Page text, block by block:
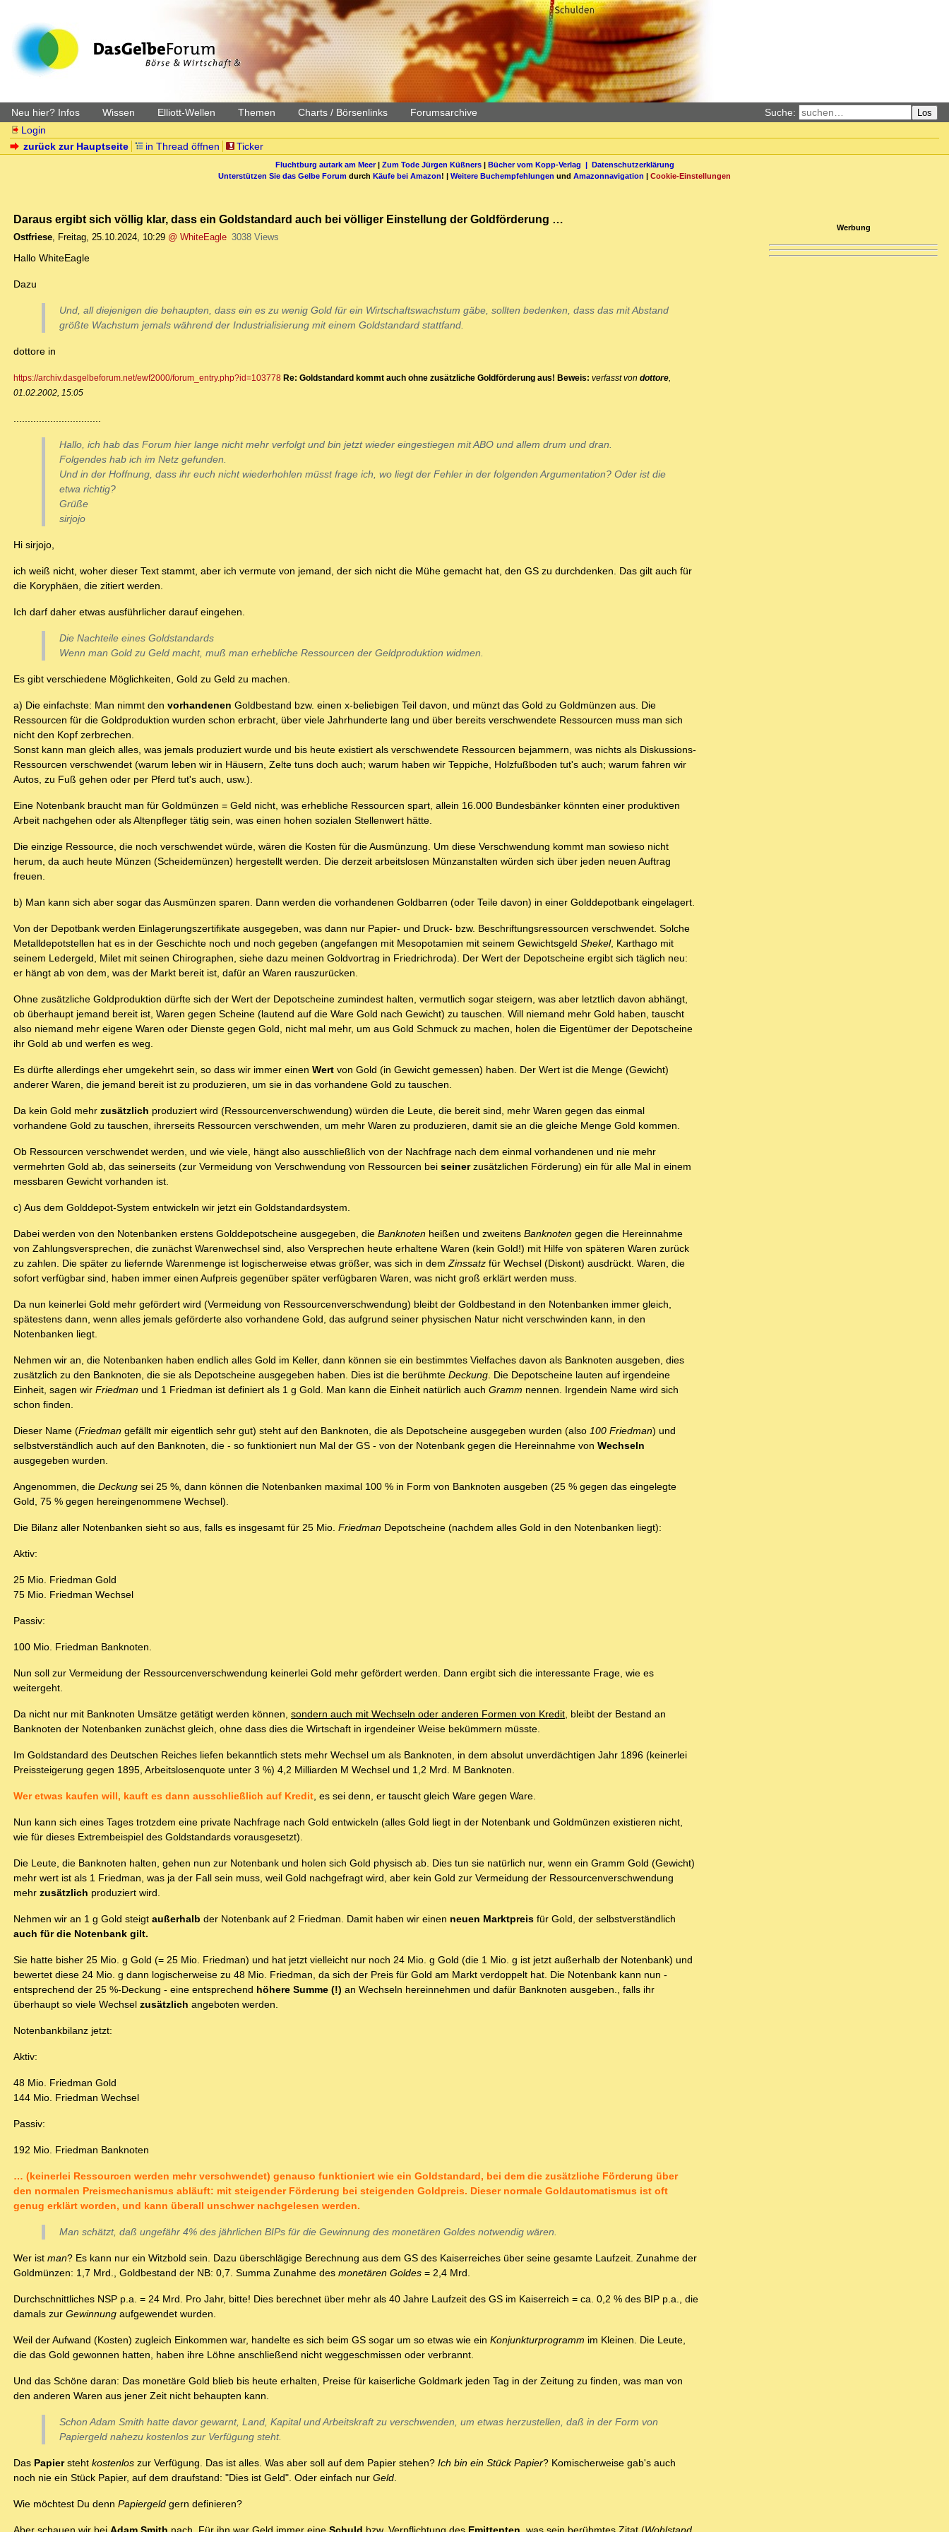
Neu hier? Infos Wissen Elliott-Wellen Themen Charts / Börsenlinks Forumsarchive Suche: Los
Login
zurück zur Hauptseite
in Thread öffnen Ticker
Fluchtburg autark am Meer| Zum Tode Jürgen Küßners| Bücher vom Kopp-Verlag | Datenschutzerklärung
Unterstützen Sie das Gelbe Forum durch Käufe bei Amazon! | Weitere Buchempfehlungen und Amazonnavigation | Cookie-Einstellungen
Daraus ergibt sich völlig klar, dass ein Goldstandard auch bei völliger Einstellung der Goldförderung …
Ostfriese, Freitag, 25.10.2024, 10:29 @ WhiteEagle 3038 Views
Hallo WhiteEagle
Dazu
Und, all diejenigen die behaupten, dass ein es zu wenig Gold für ein Wirtschaftswachstum gäbe, sollten bedenken, dass das mit Abstand
größte Wachstum jemals während der Industrialisierung mit einem Goldstandard stattfand.
dottore in
https://archiv.dasgelbeforum.net/ewf2000/forum_entry.php?id=103778 Re: Goldstandard kommt auch ohne zusätzliche Goldförderung aus! Beweis: verfasst von dottore
01.02.2002, 15:05
...............................
Hallo, ich hab das Forum hier lange nicht mehr verfolgt und bin jetzt wieder eingestiegen mit ABO und allem drum und dran.
Folgendes hab ich im Netz gefunden.
Und in der Hoffnung, dass ihr euch nicht wiederhohlen müsst frage ich, wo liegt der Fehler in der folgenden Argumentation? Oder ist die
etwa richtig?
Grüße
sirjojo
Hi sirjojo,
ich weiß nicht, woher dieser Text stammt, aber ich vermute von jemand, der sich nicht die Mühe gemacht hat, den GS zu durchdenken. Das gilt auch für
die Koryphäen, die zitiert werden.
Ich darf daher etwas ausführlicher darauf eingehen.
Die Nachteile eines Goldstandards
Wenn man Gold zu Geld macht, muß man erhebliche Ressourcen der Geldproduktion widmen.
Es gibt verschiedene Möglichkeiten, Gold zu Geld zu machen.
a) Die einfachste: Man nimmt den vorhandenen Goldbestand bzw. einen x-beliebigen Teil davon, und münzt das Gold zu Goldmünzen aus. Die
Ressourcen für die Goldproduktion wurden schon erbracht, über viele Jahrhunderte lang und über bereits verschwendete Ressourcen muss man sich
nicht den Kopf zerbrechen.
Sonst kann man gleich alles, was jemals produziert wurde und bis heute existiert als verschwendete Ressourcen bejammern, was nichts als Diskussions-
Ressourcen verschwendet (warum leben wir in Häusern, Zelte tuns doch auch; warum haben wir Teppiche, Holzfußboden tut's auch; warum fahren wir
Autos, zu Fuß gehen oder per Pferd tut's auch, usw.).
Eine Notenbank braucht man für Goldmünzen = Geld nicht, was erhebliche Ressourcen spart, allein 16.000 Bundesbänker könnten einer produktiven
Arbeit nachgehen oder als Altenpfleger tätig sein, was einen hohen sozialen Stellenwert hätte.
Die einzige Ressource, die noch verschwendet würde, wären die Kosten für die Ausmünzung. Um diese Verschwendung kommt man sowieso nicht
herum, da auch heute Münzen (Scheidemünzen) hergestellt werden. Die derzeit arbeitslosen Münzanstalten würden sich über jeden neuen Auftrag
freuen.
b) Man kann sich aber sogar das Ausmünzen sparen. Dann werden die vorhandenen Goldbarren (oder Teile davon) in einer Golddepotbank eingelagert.
Von der Depotbank werden Einlagerungszertifikate ausgegeben, was dann nur Papier- und Druck- bzw. Beschriftungsressourcen verschwendet. Solche
Metalldepotstellen hat es in der Geschichte noch und noch gegeben (angefangen mit Mesopotamien mit seinem Gewichtsgeld Shekel, Karthago mit
seinem Ledergeld, Milet mit seinen Chirographen, siehe dazu meinen Goldvortrag in Friedrichroda). Der Wert der Depotscheine ergibt sich täglich neu:
er hängt ab von dem, was der Markt bereit ist, dafür an Waren rauszurücken.
Ohne zusätzliche Goldproduktion dürfte sich der Wert der Depotscheine zumindest halten, vermutlich sogar steigern, was aber letztlich davon abhängt,
ob überhaupt jemand bereit ist, Waren gegen Scheine (lautend auf die Ware Gold nach Gewicht) zu tauschen. Will niemand mehr Gold haben, tauscht
also niemand mehr eigene Waren oder Dienste gegen Gold, nicht mal mehr, um aus Gold Schmuck zu machen, holen die Eigentümer der Depotscheine
ihr Gold ab und werfen es weg.
Es dürfte allerdings eher umgekehrt sein, so dass wir immer einen Wert von Gold (in Gewicht gemessen) haben. Der Wert ist die Menge (Gewicht)
anderer Waren, die jemand bereit ist zu produzieren, um sie in das vorhandene Gold zu tauschen.
Da kein Gold mehr zusätzlich produziert wird (Ressourcenverschwendung) würden die Leute, die bereit sind, mehr Waren gegen das einmal
vorhandene Gold zu tauschen, ihrerseits Ressourcen verschwenden, um mehr Waren zu produzieren, damit sie an die gleiche Menge Gold kommen.
Ob Ressourcen verschwendet werden, und wie viele, hängt also ausschließlich von der Nachfrage nach dem einmal vorhandenen und nie mehr
vermehrten Gold ab, das seinerseits (zur Vermeidung von Verschwendung von Ressourcen bei seinerzusätzlichen Förderung) ein für alle Mal in einem
messbaren Gewicht vorhanden ist.
c) Aus dem Golddepot-System entwickeln wir jetzt ein Goldstandardsystem.
Dabei werden von den Notenbanken erstens Golddepotscheine ausgegeben, die Banknoten heißen und zweitens Banknoten gegen die Hereinnahme
von Zahlungsversprechen, die zunächst Warenwechsel sind, also Versprechen heute erhaltene Waren (kein Gold!) mit Hilfe von späteren Waren zurück
zu zahlen. Die später zu liefernde Warenmenge ist logischerweise etwas größer, was sich in demZinssatz für Wechsel (Diskont) ausdrückt. Waren, die
sofort verfügbar sind, haben immer einen Aufpreis gegenüber später verfügbaren Waren, was nicht groß erklärt werden muss.
Da nun keinerlei Gold mehr gefördert wird (Vermeidung von Ressourcenverschwendung) bleibt der Goldbestand in den Notenbanken immer gleich,
spätestens dann, wenn alles jemals geförderte also vorhandene Gold, das aufgrund seiner physischen Natur nicht verschwinden kann, in den
Notenbanken liegt.
Nehmen wir an, die Notenbanken haben endlich alles Gold im Keller, dann können sie ein bestimmtes Vielfaches davon als Banknoten ausgeben, dies
zusätzlich zu den Banknoten, die sie als Depotscheine ausgegeben haben. Dies ist die berühmte Deckung. Die Depotscheine lauten auf irgendeine
Einheit, sagen wir Friedman und 1 Friedman ist definiert als 1 g Gold. Man kann die Einheit natürlich auch Gramm nennen. Irgendein Name wird sich
schon finden.
Dieser Name (Friedman gefällt mir eigentlich sehr gut) steht auf den Banknoten, die als Depotscheine ausgegeben wurden (also 100 Friedman) und
selbstverständlich auch auf den Banknoten, die - so funktioniert nun Mal der GS - von der Notenbank gegen die Hereinnahme von Wechseln
ausgegeben wurden.
Angenommen, die Deckung sei 25 %, dann können die Notenbanken maximal 100 % in Form von Banknoten ausgeben (25 % gegen das eingelegte
Gold, 75 % gegen hereingenommene Wechsel).
Die Bilanz aller Notenbanken sieht so aus, falls es insgesamt für 25 Mio. Friedman Depotscheine (nachdem alles Gold in den Notenbanken liegt):
Aktiv:
25 Mio. Friedman Gold
75 Mio. Friedman Wechsel
Passiv:
100 Mio. Friedman Banknoten.
Nun soll zur Vermeidung der Ressourcenverschwendung keinerlei Gold mehr gefördert werden. Dann ergibt sich die interessante Frage, wie es
weitergeht.
Da nicht nur mit Banknoten Umsätze getätigt werden können, sondern auch mit Wechseln oder anderen Formen von Kredit, bleibt der Bestand an
Banknoten der Notenbanken zunächst gleich, ohne dass dies die Wirtschaft in irgendeiner Weise bekümmern müsste.
Im Goldstandard des Deutschen Reiches liefen bekanntlich stets mehr Wechsel um als Banknoten, in dem absolut unverdächtigen Jahr 1896 (keinerlei
Preissteigerung gegen 1895, Arbeitslosenquote unter 3 %) 4,2 Milliarden M Wechsel und 1,2 Mrd. M Banknoten.
Wer etwas kaufen will, kauft es dann ausschließlich auf Kredit, es sei denn, er tauscht gleich Ware gegen Ware.
Nun kann sich eines Tages trotzdem eine private Nachfrage nach Gold entwickeln (alles Gold liegt in der Notenbank und Goldmünzen existieren nicht,
wie für dieses Extrembeispiel des Goldstandards vorausgesetzt).
Die Leute, die Banknoten halten, gehen nun zur Notenbank und holen sich Gold physisch ab. Dies tun sie natürlich nur, wenn ein Gramm Gold (Gewicht)
mehr wert ist als 1 Friedman, was ja der Fall sein muss, weil Gold nachgefragt wird, aber kein Gold zur Vermeidung der Ressourcenverschwendung
mehr zusätzlich produziert wird.
Nehmen wir an 1 g Gold steigt außerhalb der Notenbank auf 2 Friedman. Damit haben wir einen neuen Marktpreis für Gold, der selbstverständlich
auch für die Notenbank gilt.
Sie hatte bisher 25 Mio. g Gold (= 25 Mio. Friedman) und hat jetzt vielleicht nur noch 24 Mio. g Gold (die 1 Mio. g ist jetzt außerhalb der Notenbank) und
bewertet diese 24 Mio. g dann logischerweise zu 48 Mio. Friedman, da sich der Preis für Gold am Markt verdoppelt hat. Die Notenbank kann nun -
entsprechend der 25 %-Deckung - eine entsprechend höhere Summe (!) an Wechseln hereinnehmen und dafür Banknoten ausgeben., falls ihr
überhaupt so viele Wechsel zusätzlich angeboten werden.
Notenbankbilanz jetzt:
Aktiv:
48 Mio. Friedman Gold
144 Mio. Friedman Wechsel
Passiv:
192 Mio. Friedman Banknoten
… (keinerlei Ressourcen werden mehr verschwendet) genauso funktioniert wie ein Goldstandard, bei dem die zusätzliche Förderung über
den normalen Preismechanismus abläuft: mit steigender Förderung bei steigenden Goldpreis. Dieser normale Goldautomatismus ist oft
genug erklärt worden, und kann überall unschwer nachgelesen werden.
Man schätzt, daß ungefähr 4% des jährlichen BIPs für die Gewinnung des monetären Goldes notwendig wären.
Wer ist man? Es kann nur ein Witzbold sein. Dazu überschlägige Berechnung aus dem GS des Kaiserreiches über seine gesamte Laufzeit. Zunahme der
Goldmünzen: 1,7 Mrd., Goldbestand der NB: 0,7. Summa Zunahme des monetären Goldes = 2,4 Mrd.
Durchschnittliches NSP p.a. = 24 Mrd. Pro Jahr, bitte! Dies berechnet über mehr als 40 Jahre Laufzeit des GS im Kaiserreich = ca. 0,2 % des BIP p.a., die
damals zur Gewinnung aufgewendet wurden.
Weil der Aufwand (Kosten) zugleich Einkommen war, handelte es sich beim GS sogar um so etwas wie ein Konjunkturprogramm im Kleinen. Die Leute,
die das Gold gewonnen hatten, haben ihre Löhne anschließend nicht weggeschmissen oder verbrannt.
Und das Schöne daran: Das monetäre Gold blieb bis heute erhalten, Preise für kaiserliche Goldmark jeden Tag in der Zeitung zu finden, was man von
den anderen Waren aus jener Zeit nicht behaupten kann.
Schon Adam Smith hatte davor gewarnt, Land, Kapital und Arbeitskraft zu verschwenden, um etwas herzustellen, daß in der Form von
Papiergeld nahezu kostenlos zur Verfügung steht.
Das Papiersteht kostenlos zur Verfügung. Das ist alles. Was aber soll auf dem Papier stehen? Ich bin ein Stück Papier? Komischerweise gab's auch
noch nie ein Stück Papier, auf dem draufstand: "Dies ist Geld". Oder einfach nur Geld.
Wie möchtest Du denn Papiergeld gern definieren?
Werbung